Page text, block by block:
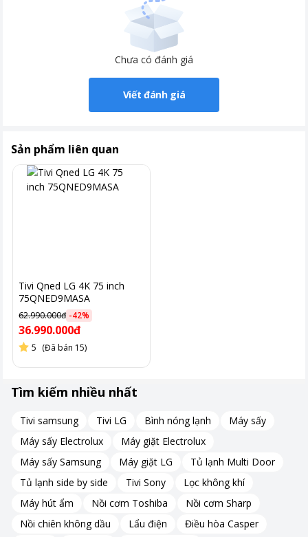
Trên 20 triệu
Chưa có đánh giá
Viết đánh giá
Sản phẩm liên quan
Tivi Qned LG 4K 75 inch
75QNED9MASA
62.990.000đ -42%
36.990.000đ
5 (Đã bán 15)
Tìm kiếm nhiều nhất
Tivi samsung Tivi LG Bình nóng lạnh
Máy sấy
Máy sấy Electrolux
Máy giặt Electrolux
Máy sấy Samsung
Máy giặt LG
Tủ lạnh Multi Door
Tủ lạnh side by side
Tivi Sony
Lọc không khí
Máy hút ẩm
Nồi cơm Toshiba
Nồi cơm Sharp
Nồi chiên không dầu
Lẩu điện
Điều hòa Casper